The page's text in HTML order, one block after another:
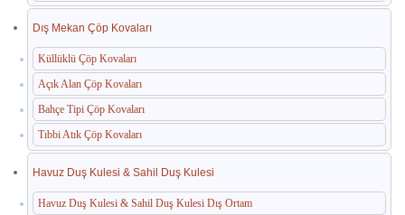
Dış Mekan Çöp Kovaları
Küllüklü Çöp Kovaları
Açık Alan Çöp Kovaları
Bahçe Tipi Çöp Kovaları
Tıbbi Atık Çöp Kovaları
Havuz Duş Kulesi & Sahil Duş Kulesi
Havuz Duş Kulesi & Sahil Duş Kulesi Dış Ortam